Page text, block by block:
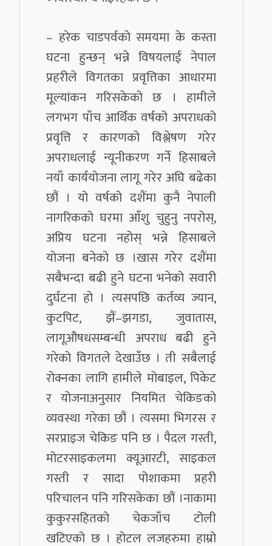
– हरेक चाडपर्वको समयमा के कस्ता
घटना हुन्छन् भन्ने विषयलाई नेपाल
प्रहरीले विगतका प्रवृत्तिका आधारमा
मूल्यांकन गरिसकेको छ । हामीले
लगभग पाँच आर्थिक वर्षको अपराधको
प्रवृत्ति र कारणको विश्लेषण गरेर
अपराधलाई न्यूनीकरण गर्ने हिसाबले
नयाँ कार्ययोजना लागू गरेर अघि बढेका
छौं । यो वर्षको दशैंमा कुनै नेपाली
नागरिकको घरमा आँशु चुहुनु नपरोस्,
अप्रिय घटना नहोस् भन्ने हिसाबले
योजना बनेको छ ।खास गरेर दशैंमा
सबैभन्दा बढी हुने घटना भनेको सवारी
दुर्घटना हो । त्यसपछि कर्तव्य ज्यान,
कुटपिट, झैं–झगडा, जुवातास,
लागूऔषधसम्बन्धी अपराध बढी हुने
गरेको विगतले देखाउँछ । ती सबैलाई
रोक्नका लागि हामीले मोबाइल, पिकेट
र योजनाअनुसार नियमित चेकिङको
व्यवस्था गरेका छौं । त्यसमा भिगरस र
सरप्राइज चेकिङ पनि छ । पैदल गस्ती,
मोटरसाइकलमा क्यूआरटी, साइकल
गस्ती र सादा पोशाकमा प्रहरी
परिचालन पनि गरिसकेका छौं ।नाकामा
कुकुरसहितको चेकजाँच टोली
खटिएको छ । होटल लजहरुमा हाम्रो